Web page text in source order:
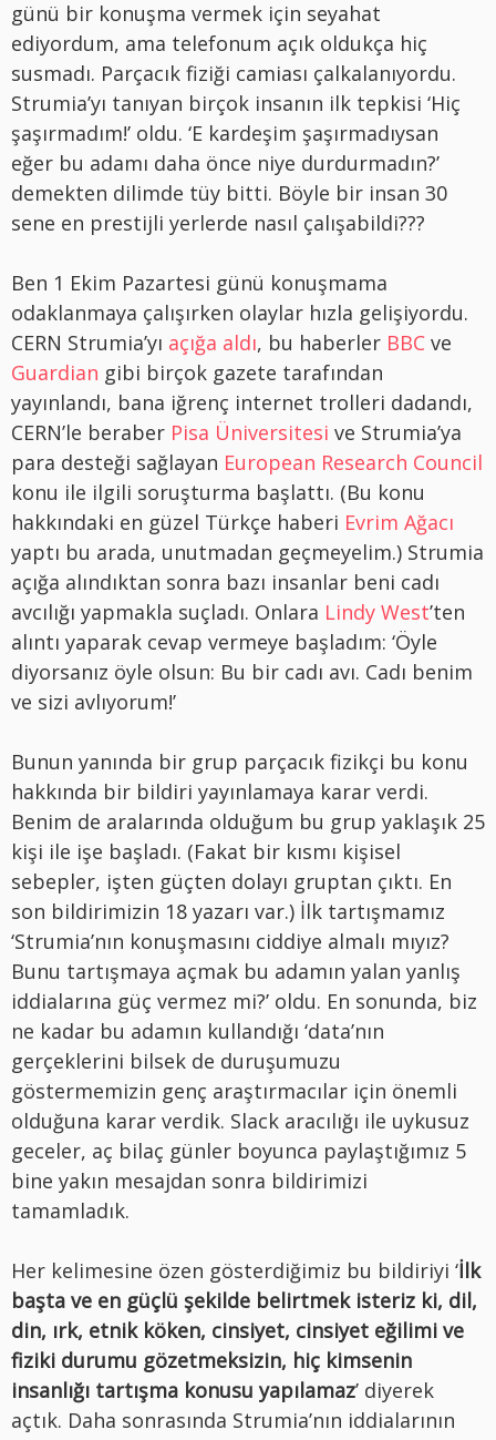
günü bir konuşma vermek için seyahat
ediyordum, ama telefonum açık oldukça hiç
susmadı. Parçacık fiziği camiası çalkalanıyordu.
Strumia’yı tanıyan birçok insanın ilk tepkisi ‘Hiç
şaşırmadım!’ oldu. ‘E kardeşim şaşırmadıysan
eğer bu adamı daha önce niye durdurmadın?’
demekten dilimde tüy bitti. Böyle bir insan 30
sene en prestijli yerlerde nasıl çalışabildi???
Ben 1 Ekim Pazartesi günü konuşmama
odaklanmaya çalışırken olaylar hızla gelişiyordu.
CERN Strumia’yı açığa aldı, bu haberler BBC ve
Guardian gibi birçok gazete tarafından
yayınlandı, bana iğrenç internet trolleri dadandı,
CERN’le beraber Pisa Üniversitesi ve Strumia’ya
para desteği sağlayan European Research Council
konu ile ilgili soruşturma başlattı. (Bu konu
hakkındaki en güzel Türkçe haberi Evrim Ağacı
yaptı bu arada, unutmadan geçmeyelim.) Strumia
açığa alındıktan sonra bazı insanlar beni cadı
avcılığı yapmakla suçladı. Onlara Lindy West’ten
alıntı yaparak cevap vermeye başladım: ‘Öyle
diyorsanız öyle olsun: Bu bir cadı avı. Cadı benim
ve sizi avlıyorum!’
Bunun yanında bir grup parçacık fizikçi bu konu
hakkında bir bildiri yayınlamaya karar verdi.
Benim de aralarında olduğum bu grup yaklaşık 25
kişi ile işe başladı. (Fakat bir kısmı kişisel
sebepler, işten güçten dolayı gruptan çıktı. En
son bildirimizin 18 yazarı var.) İlk tartışmamız
‘Strumia’nın konuşmasını ciddiye almalı mıyız?
Bunu tartışmaya açmak bu adamın yalan yanlış
iddialarına güç vermez mi?’ oldu. En sonunda, biz
ne kadar bu adamın kullandığı ‘data’nın
gerçeklerini bilsek de duruşumuzu
göstermemizin genç araştırmacılar için önemli
olduğuna karar verdik. Slack aracılığı ile uykusuz
geceler, aç bilaç günler boyunca paylaştığımız 5
bine yakın mesajdan sonra bildirimizi
tamamladık.
Her kelimesine özen gösterdiğimiz bu bildiriyi ‘İlk
başta ve en güçlü şekilde belirtmek isteriz ki, dil,
din, ırk, etnik köken, cinsiyet, cinsiyet eğilimi ve
fiziki durumu gözetmeksizin, hiç kimsenin
insanlığı tartışma konusu yapılamaz’ diyerek
açtık. Daha sonrasında Strumia’nın iddialarının